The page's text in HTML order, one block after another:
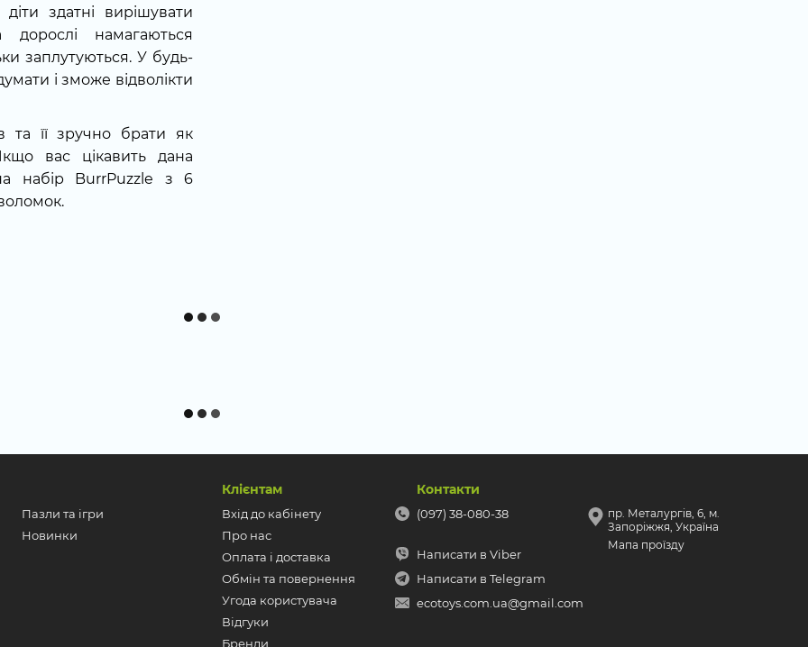
здатні вирішувати
намагаються
заплутуються. У будь-
і зможе відволікти
та її зручно брати як
вас цікавить дана
набір BurrPuzzle з 6
Пазли та ігри
Новинки
Клієнтам
Вхід до кабінету
Про нас
Оплата і доставка
Обмін та повернення
Угода користувача
Відгуки
Бренди
Контакти
(097) 38-080-38
Написати в Viber
Написати в Telegram
ecotoys.com.ua@gmail.com
пр. Металургів, 6, м.
Запоріжжя, Україна
Мапа проїзду